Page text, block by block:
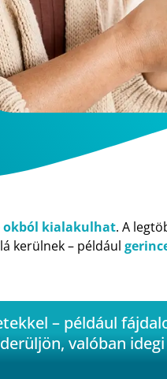
okból kialakulhat. A
kerülnek – például
– például
valóban